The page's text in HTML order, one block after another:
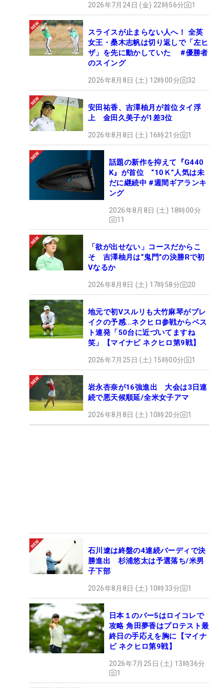
2026年7月24日 (金) 22時56分 1
スライスが止まらない人へ！ 全英
女王・桑木志帆は切り返しで「左ヒ
ザ」を先に動かしていた #優勝者
のスイング
2026年8月8日 (土) 12時00分 32
安田祐香、吉澤柚月が首位タイ浮
上 金田久美子が1差3位
2026年8月8日 (土) 16時21分 1
話題の新作を抑えて『G440
K』が首位 “10Ｋ”人気は未
だに継続中 #週間ギアランキ
ング
2026年8月8日 (土) 18時00分
11
「欲が出せない」コースだからこ
そ 吉澤柚月は“鬼門”の決勝Rで初
Vなるか
2026年8月8日 (土) 17時58分 20
地元で初Vスルリも大竹麻琴がブレ
イクの予感…ネクヒロ参戦からベス
ト連発「50台に近づいてますね
笑」【マイナビ ネクヒロ第9戦】
2026年7月25日 (土) 15時00分 1
岩永杏奈が16強進出 大会は3日連
続で悪天候順延/全米女子アマ
2026年8月8日 (土) 10時20分 1
石川遼は終盤の4連続バーディで決
勝進出 杉浦悠太は予選落ち/米男
子下部
2026年8月8日 (土) 10時33分 1
日本１のパー5はロイコレで
攻略 角田夢香はプロテスト最
終日の手応えを胸に【マイナ
ビ ネクヒロ第9戦】
2026年7月25日 (土) 13時36分
1